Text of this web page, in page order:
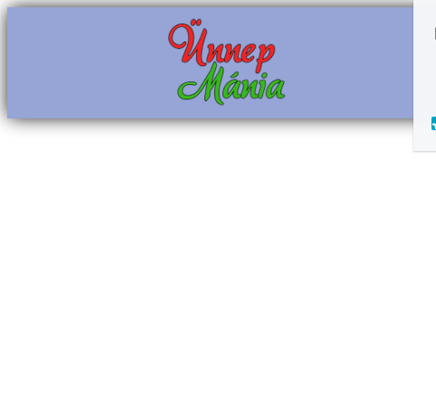
Ugrás